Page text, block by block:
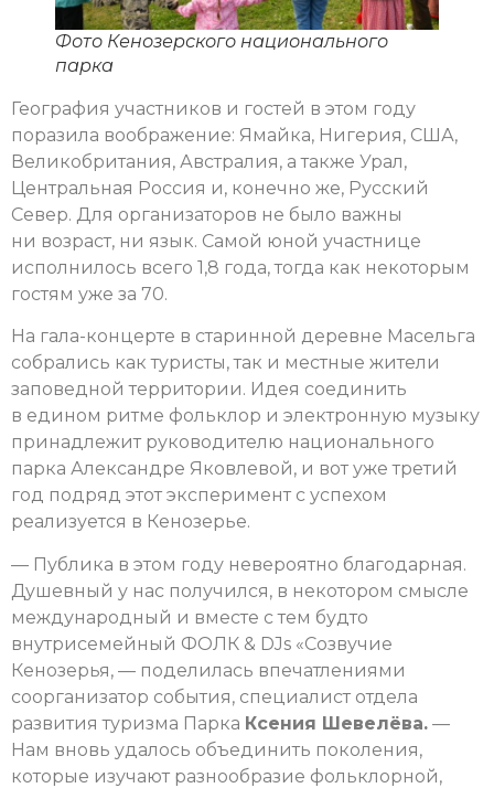
Фото Кенозерского национального
парка
География участников и гостей в этом году
поразила воображение: Ямайка, Нигерия, США,
Великобритания, Австралия, а также Урал,
Центральная Россия и, конечно же, Русский
Север. Для организаторов не было важны
ни возраст, ни язык. Самой юной участнице
исполнилось всего 1,8 года, тогда как некоторым
гостям уже за 70.
На гала-концерте в старинной деревне Масельга
собрались как туристы, так и местные жители
заповедной территории. Идея соединить
в едином ритме фольклор и электронную музыку
принадлежит руководителю национального
парка Александре Яковлевой, и вот уже третий
год подряд этот эксперимент с успехом
реализуется в Кенозерье.
— Публика в этом году невероятно благодарная.
Душевный у нас получился, в некотором смысле
международный и вместе с тем будто
внутрисемейный ФОЛК & DJs «Созвучие
Кенозерья, — поделилась впечатлениями
соорганизатор события, специалист отдела
развития туризма Парка Ксения Шевелёва. —
Нам вновь удалось объединить поколения,
которые изучают разнообразие фольклорной,